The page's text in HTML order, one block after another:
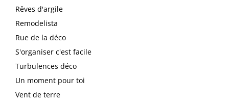
Rêves d'argile
Remodelista
Rue de la déco
S'organiser c'est facile
Turbulences déco
Un moment pour toi
Vent de terre